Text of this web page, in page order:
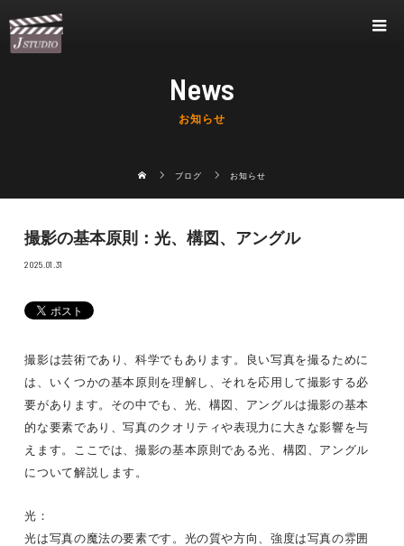
News
お知らせ
ブログ お知らせ
撮影の基本原則：光、構図、アングル
2025.01.31
撮影は芸術であり、科学でもあります。良い写真を撮るために
は、いくつかの基本原則を理解し、それを応用して撮影する必
要があります。その中でも、光、構図、アングルは撮影の基本
的な要素であり、写真のクオリティや表現力に大きな影響を与
えます。ここでは、撮影の基本原則である光、構図、アングル
について解説します。
光：
光は写真の魔法の要素です。光の質や方向、強度は写真の雰囲